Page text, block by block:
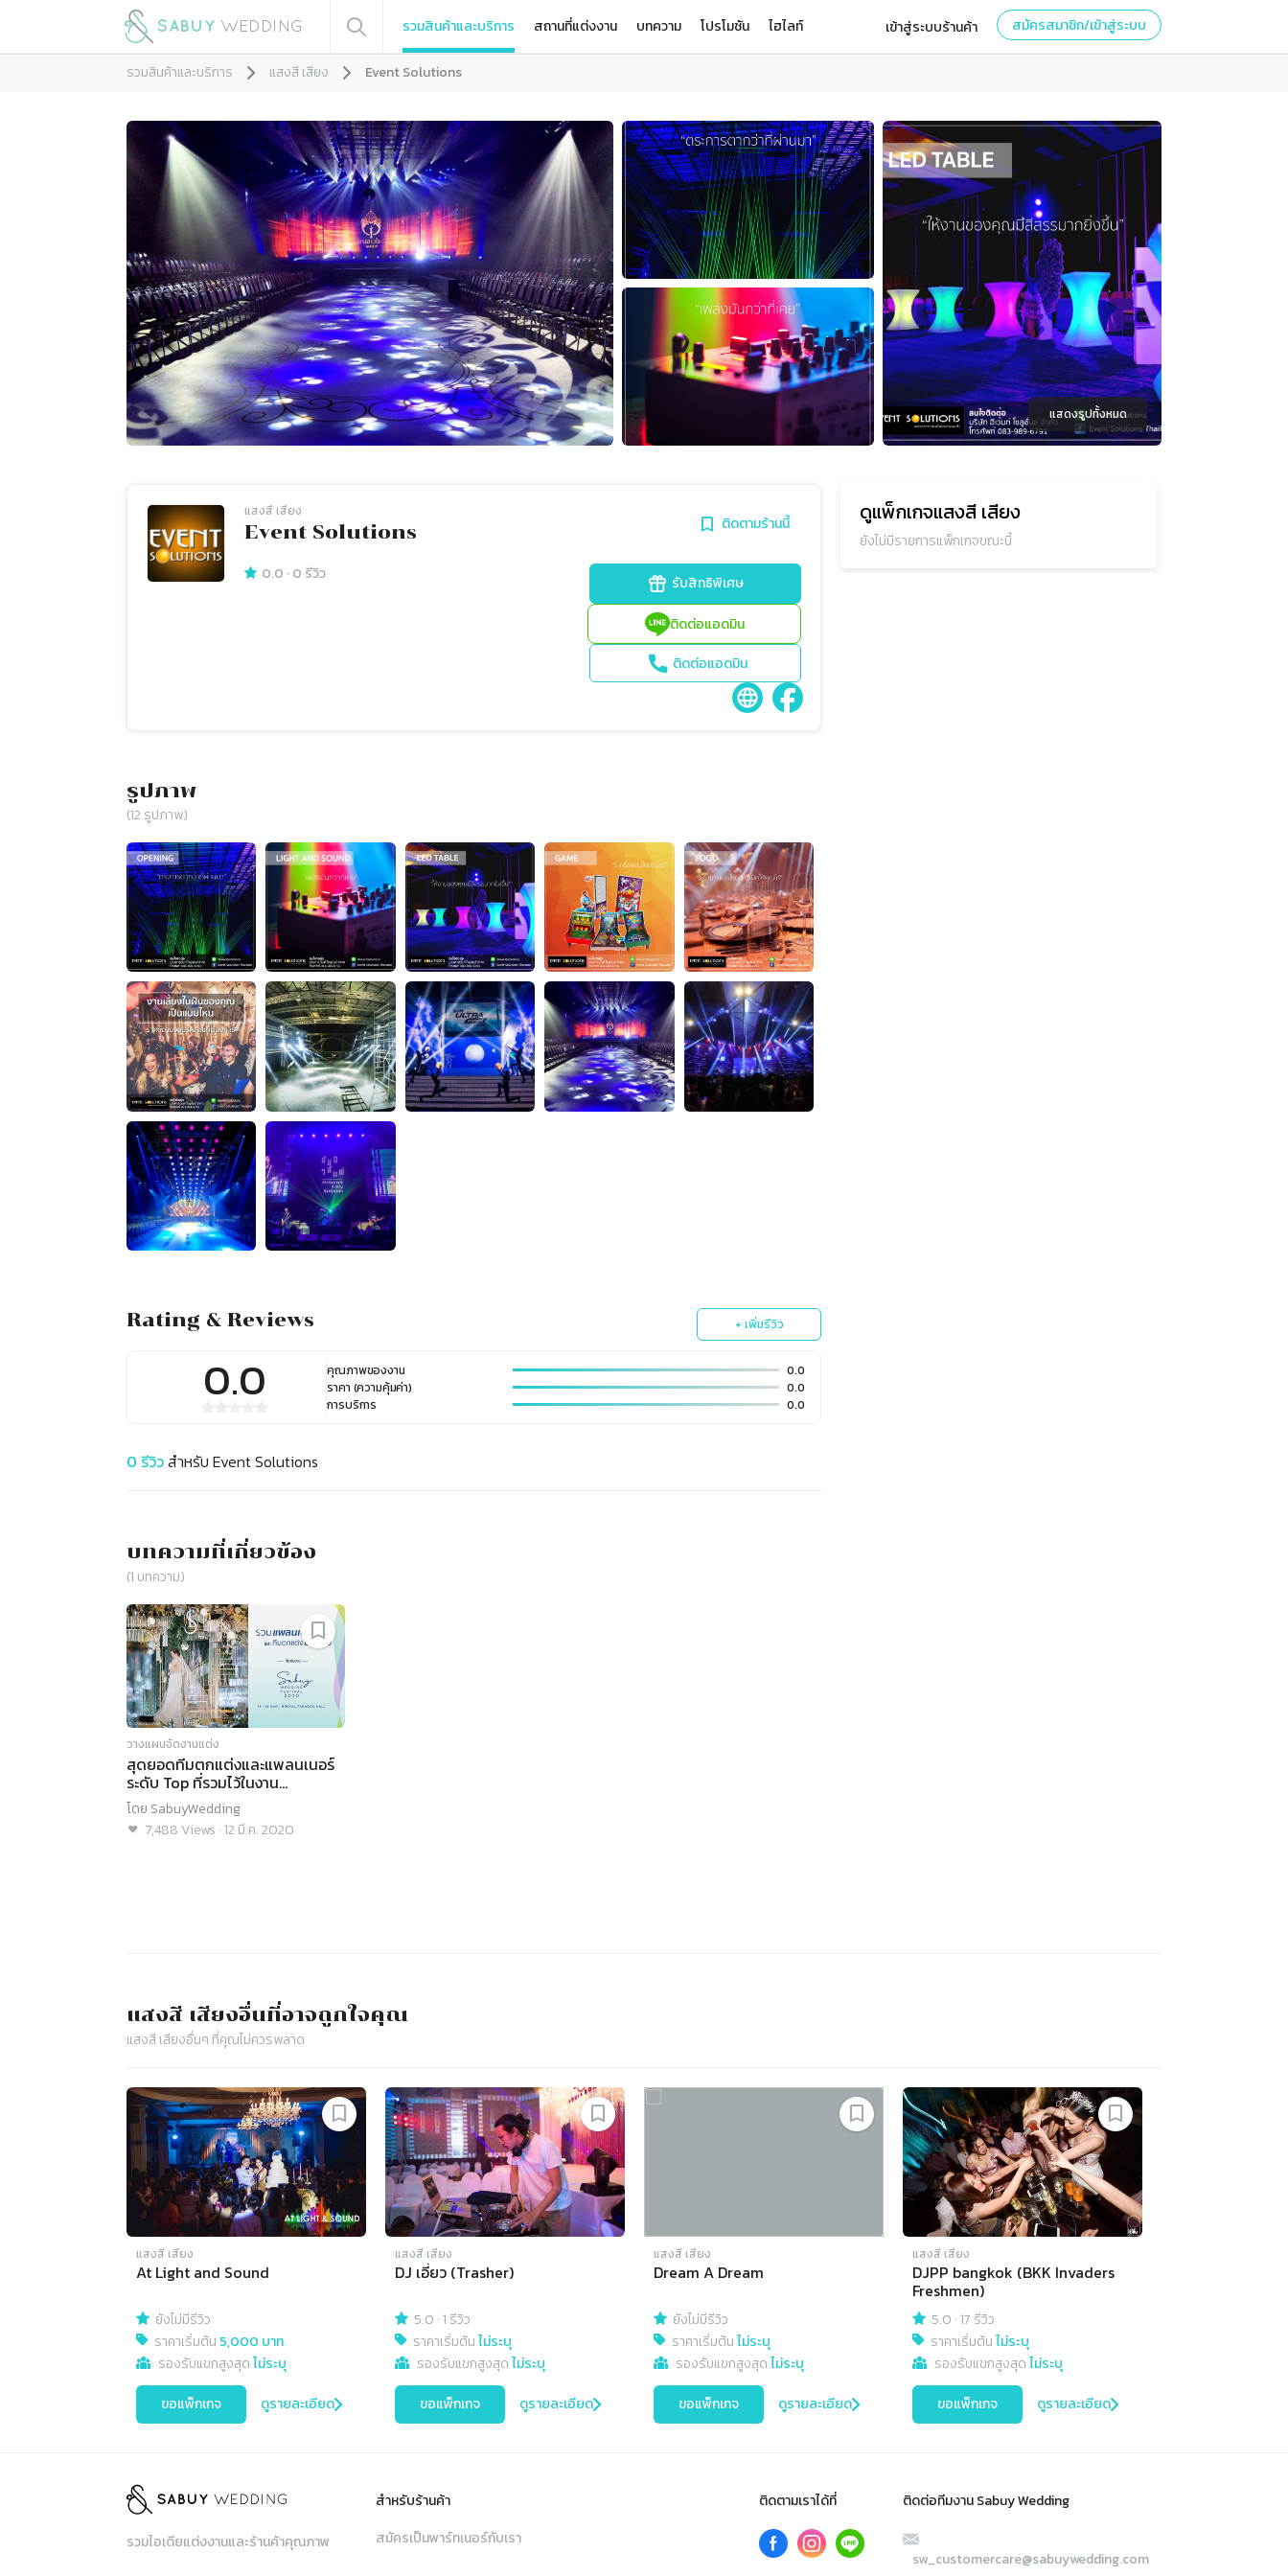
รวมสินค้าและบริการ สถานที่แต่งงาน บทความ โปรโมชัน ไฮไลท์ เข้าสู่ระบบร้านค้า สมัครสมาชิก/เข้าสู่ระบบ
รวมสินค้าและบริการ แสงสี เสียง Event Solutions
แสดงรูปทั้งหมด
แสงสี เสียง
Event Solutions ติดตามร้านนี้
0.0 ·0 รีวิว รับสิทธิพิเศษ
ติดต่อแอดมิน
ติดต่อแอดมิน
รูปภาพ
(12 รูปภาพ)
Rating & Reviews + เพิ่มรีวิว
0.0 คุณภาพของงาน
0.0
ราคา (ความคุ้มค่า)
0.0
การบริการ
0.0
0 รีวิวสำหรับ Event Solutions
บทความที่เกี่ยวข้อง
(1 บทความ)
วางแผนจัดงานแต่ง
สุดยอดทีมตกแต่งและแพลนเนอร์
ระดับ Top ที่รวมไว้ในงาน
SabuyWedding Festival 2020!
โดย SabuyWedding
7,488 Views ·12 มี.ค. 2020
ดูแพ็กเกจแสงสี เสียง
ยังไม่มีรายการแพ็กเกจขณะนี้
แสงสี เสียงอื่นที่อาจถูกใจคุณ
แสงสี เสียงอื่นๆ ที่คุณไม่ควรพลาด
แสงสี เสียง
At Light and Sound
ยังไม่มีรีวิว
ราคาเริ่มต้น 5,000 บาท
รองรับแขกสูงสุดไม่ระบุ
ขอแพ็กเกจ ดูรายละเอียด
แสงสี เสียง
DJ เอี่ยว (Trasher)
5.0 ·1 รีวิว
ราคาเริ่มต้นไม่ระบุ
รองรับแขกสูงสุดไม่ระบุ
ขอแพ็กเกจ ดูรายละเอียด
แสงสี เสียง
Dream A Dream
ยังไม่มีรีวิว
ราคาเริ่มต้นไม่ระบุ
รองรับแขกสูงสุดไม่ระบุ
ขอแพ็กเกจ ดูรายละเอียด
แสงสี เสียง
DJPP bangkok (BKK Invaders
Freshmen)
5.0 ·17 รีวิว
ราคาเริ่มต้นไม่ระบุ
รองรับแขกสูงสุดไม่ระบุ
ขอแพ็กเกจ ดูรายละเอียด
รวมไอเดียแต่งงานและร้านค้าคุณภาพ
สำหรับร้านค้า
สมัครเป็นพาร์ทเนอร์กับเรา
ติดตามเราได้ที่ ติดต่อทีมงาน Sabuy Wedding
sw_customercare@sabuywedding.com